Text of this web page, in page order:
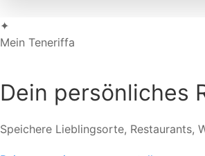
✦
Mein Teneriffa
Dein persönliches
Speichere Lieblingsorte, Restaurants,